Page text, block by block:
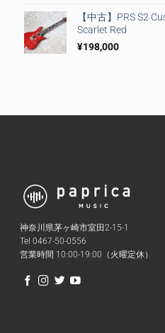
【中古】PRS S2
Scarlet Red
¥198,000
神奈川県茅ヶ崎市室田2-15-1
Tel 0467-50-0556
営業時間 10:00-19:00（火曜定休）